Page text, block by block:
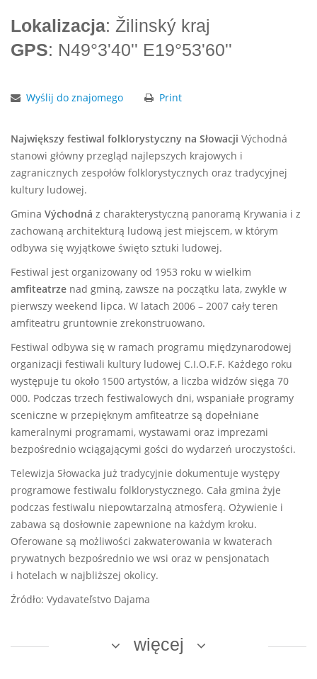
Lokalizacja: Žilinský kraj
GPS: N49°3'40'' E19°53'60''
Wyślij do znajomego Print
Największy festiwal folklorystyczny na Słowacji Východná
stanowi główny przegląd najlepszych krajowych i
zagranicznych zespołów folklorystycznych oraz tradycyjnej
kultury ludowej.
Gmina Východná z charakterystyczną panoramą Krywania i z
zachowaną architekturą ludową jest miejscem, w którym
odbywa się wyjątkowe święto sztuki ludowej.
Festiwal jest organizowany od 1953 roku w wielkim
amfiteatrze nad gminą, zawsze na początku lata, zwykle w
pierwszy weekend lipca. W latach 2006 – 2007 cały teren
amfiteatru gruntownie zrekonstruowano.
Festiwal odbywa się w ramach programu międzynarodowej
organizacji festiwali kultury ludowej C.I.O.F.F. Każdego roku
występuje tu około 1500 artystów, a liczba widzów sięga 70
000. Podczas trzech festiwalowych dni, wspaniałe programy
sceniczne w przepięknym amfiteatrze są dopełniane
kameralnymi programami, wystawami oraz imprezami
bezpośrednio wciągającymi gości do wydarzeń uroczystości.
Telewizja Słowacka już tradycyjnie dokumentuje występy
programowe festiwalu folklorystycznego. Cała gmina żyje
podczas festiwalu niepowtarzalną atmosferą. Ożywienie i
zabawa są dosłownie zapewnione na każdym kroku.
Oferowane są możliwości zakwaterowania w kwaterach
prywatnych bezpośrednio we wsi oraz w pensjonatach
i hotelach w najbliższej okolicy.
Źródło: Vydavateľstvo Dajama
więcej